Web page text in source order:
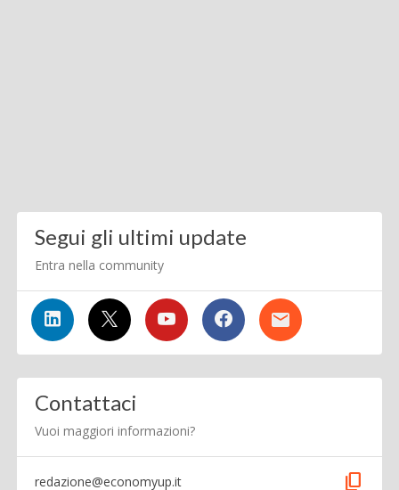
Segui gli ultimi update
Entra nella community
Contattaci
Vuoi maggiori informazioni?
redazione@economyup.it content_copy